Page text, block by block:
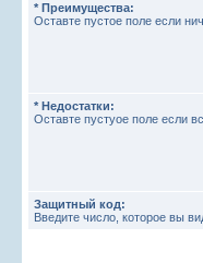
* Преимущества:
Оставте пустое поле если
* Недостатки:
Оставте пустуое поле если
Защитный код:
Введите число, которое вы